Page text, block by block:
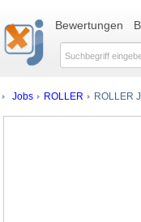
Bewertungen
Jobs ROLLER ROLLER